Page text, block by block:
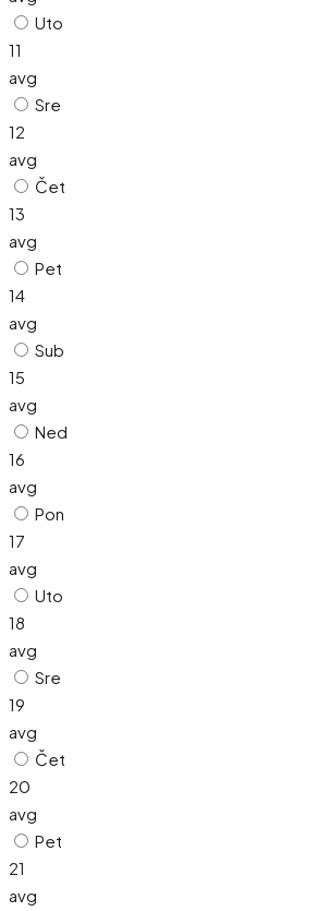
Uto
11
avg
Sre
12
avg
Čet
13
avg
Pet
14
avg
Sub
15
avg
Ned
16
avg
Pon
17
avg
Uto
18
avg
Sre
19
avg
Čet
20
avg
Pet
21
avg